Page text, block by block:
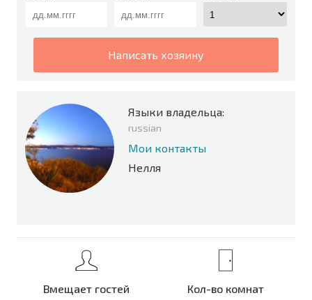
написать хозяину
Языки владельца:
russian
Мои контакты
Нелля
Вмещает гостей Кол-во комнат